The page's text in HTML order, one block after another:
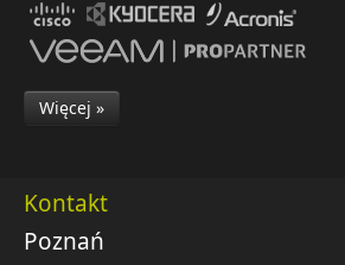
Więcej »
Kontakt
Poznań